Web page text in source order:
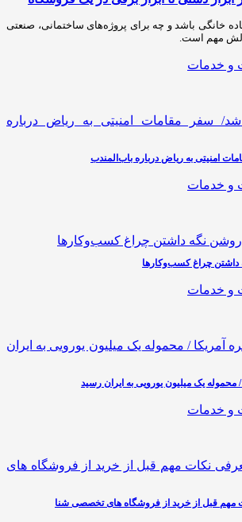
خانگی باشد و چه برای پروژه‌های ساختمانی، صنعتی
مهم است.
و خدمات
امنیتی به ریاض درباره باب‌المندب
و خدمات
و خدمات
یک میلیون یورویی به ایران رسید
و خدمات
مهم قبل از خرید از فروشگاه های تخصصی شنا